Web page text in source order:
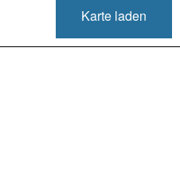
Karte laden